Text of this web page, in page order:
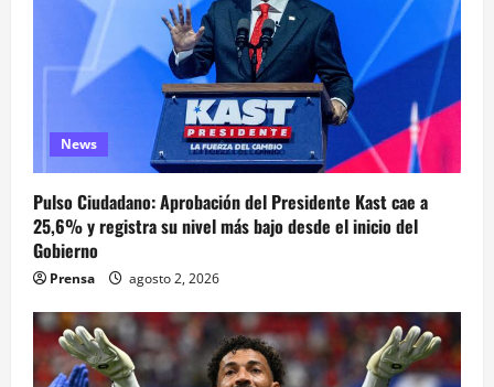
News
Pulso Ciudadano: Aprobación del Presidente Kast cae a
25,6% y registra su nivel más bajo desde el inicio del
Gobierno
Prensa agosto 2, 2026